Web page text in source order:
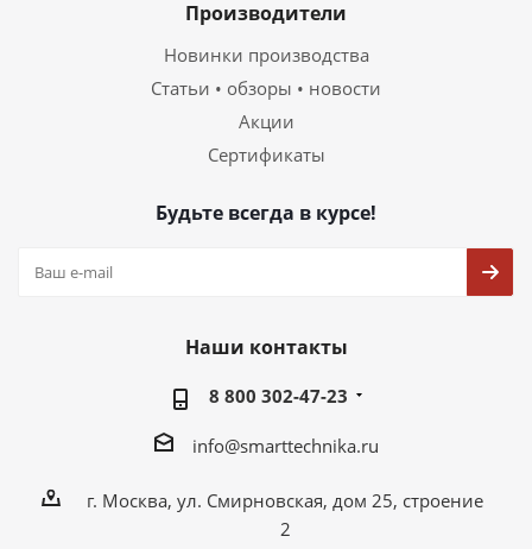
Производители
Новинки производства
Статьи • обзоры • новости
Акции
Сертификаты
Будьте всегда в курсе!
Наши контакты
8 800 302-47-23
info@smarttechnika.ru
г. Москва, ул. Смирновская, дом 25, строение
2